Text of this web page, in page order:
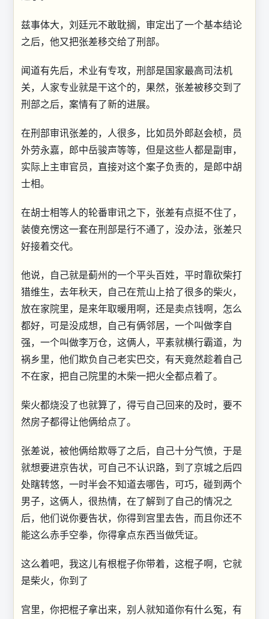
兹事体大，刘廷元不敢耽搁，审定出了一个基本结论
之后，他又把张差移交给了刑部。
闻道有先后，术业有专攻，刑部是国家最高司法机
关，人家专业就是干这个的，果然，张差被移交到了
刑部之后，案情有了新的进展。
在刑部审讯张差的，人很多，比如员外郎赵会桢，员
外劳永嘉，郎中岳骏声等等，但是这些人都是副审，
实际上主审官员，直接对这个案子负责的，是郎中胡
士相。
在胡士相等人的轮番审讯之下，张差有点挺不住了，
装傻充愣这一套在刑部是行不通了，没办法，张差只
好接着交代。
他说，自己就是蓟州的一个平头百姓，平时靠砍柴打
猎维生，去年秋天，自己在荒山上拾了很多的柴火，
放在家院里，是来年取暖用啊，还是卖点钱啊，怎么
都好，可是没成想，自己有俩邻居，一个叫做李自
强，一个叫做李万仓，这俩人，平素就横行霸道，为
祸乡里，他们欺负自己老实巴交，有天竟然趁着自己
不在家，把自己院里的木柴一把火全都点着了。
柴火都烧没了也就算了，得亏自己回来的及时，要不
然房子都得让他俩给点了。
张差说，被他俩给欺辱了之后，自己十分气愤，于是
就想要进京告状，可自己不认识路，到了京城之后四
处瞎转悠，一时半会不知道去哪告，可巧，碰到两个
男子，这俩人，很热情，在了解到了自己的情况之
后，他们说你要告状，你得到宫里去告，而且你还不
能这么赤手空拳，你得拿点东西当做凭证。
这么着吧，我这儿有根棍子你带着，这棍子啊，它就
是柴火，你到了
宫里，你把棍子拿出来，别人就知道你有什么冤，有